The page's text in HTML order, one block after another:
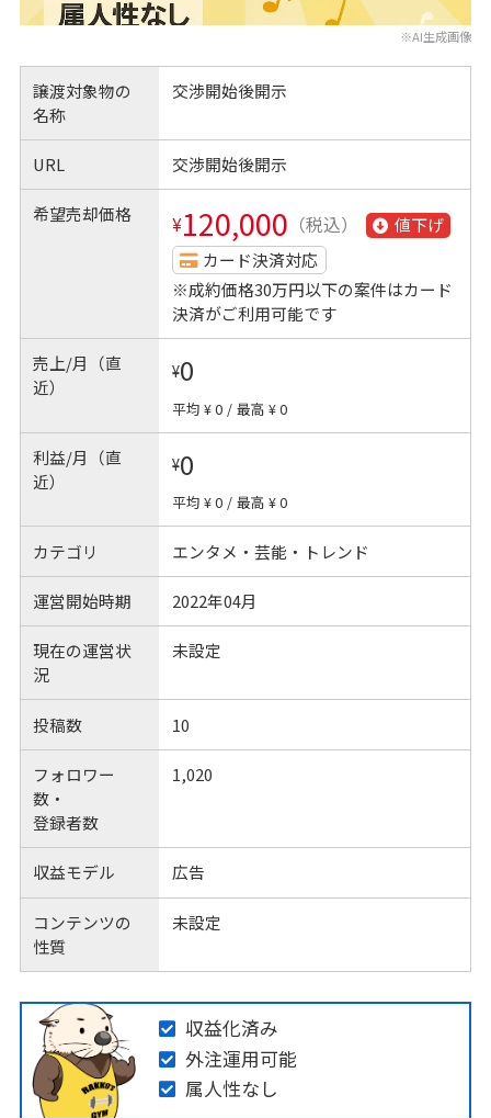
※AI生成画像
譲渡対象物の
名称
交渉開始後開示
URL 交渉開始後開示
希望売却価格 ¥120,000 （税込）
値下げ
カード決済対応
※成約価格30万円以下の案件はカード
決済がご利用可能です
売上/月（直
近）
¥0
平均 ¥ 0 / 最高 ¥ 0
利益/月（直
近）
¥0
平均 ¥ 0 / 最高 ¥ 0
カテゴリ エンタメ・芸能・トレンド
運営開始時期 2022年04月
現在の運営状
況
未設定
投稿数 10
フォロワー
数・
登録者数
1,020
収益モデル 広告
コンテンツの
性質
未設定
収益化済み
外注運用可能
属人性なし